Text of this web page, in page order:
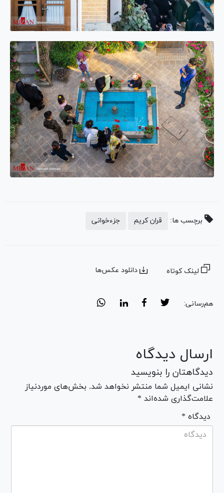
برچسب ها: قران کریم جزءخوانی
لینک کوتاه دانلود عکس‌ها
هم‌رسانی:
ارسال دیدگاه
دیدگاهتان را بنویسید
نشانی ایمیل شما منتشر نخواهد شد. بخش‌های موردنیاز
علامت‌گذاری شده‌اند *
* دیدگاه